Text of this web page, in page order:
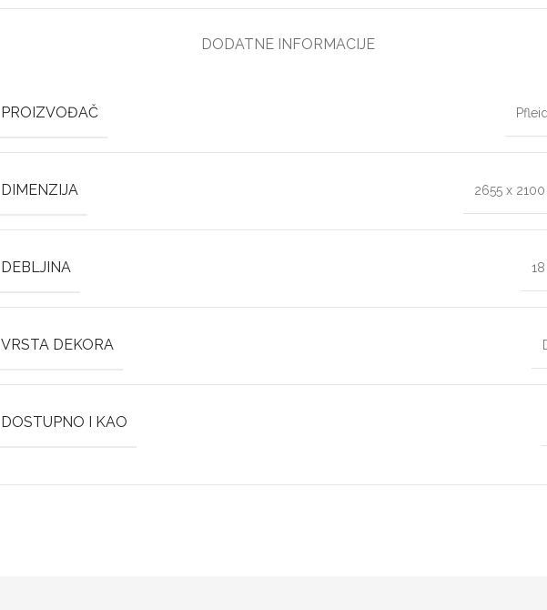
DODATNE INFORMACIJE
PROIZVOĐAČ
DIMENZIJA 2655 x
DEBLJINA
VRSTA DEKORA
DOSTUPNO I KAO